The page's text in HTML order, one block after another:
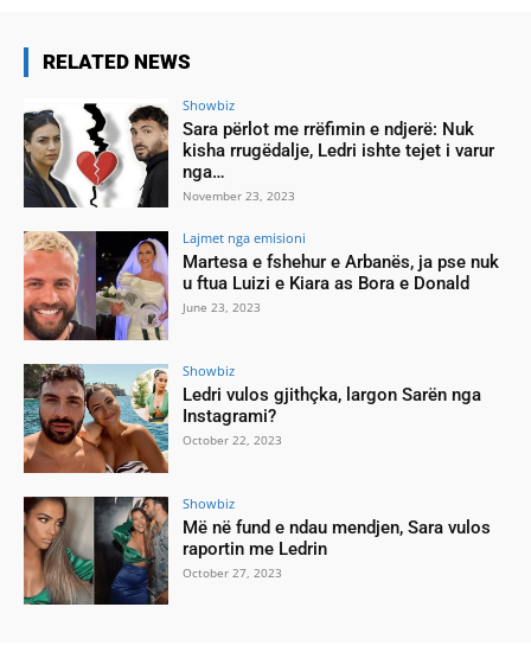
RELATED NEWS
Showbiz
Sara përlot me rrëfimin e ndjerë: Nuk
kisha rrugëdalje, Ledri ishte tejet i varur
nga…
November 23, 2023
Lajmet nga emisioni
Martesa e fshehur e Arbanës, ja pse nuk
u ftua Luizi e Kiara as Bora e Donald
June 23, 2023
Showbiz
Ledri vulos gjithçka, largon Sarën nga
Instagrami?
October 22, 2023
Showbiz
Më në fund e ndau mendjen, Sara vulos
raportin me Ledrin
October 27, 2023